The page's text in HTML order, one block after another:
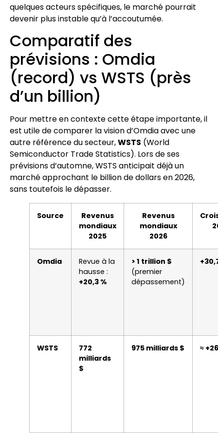
quelques acteurs spécifiques, le marché pourrait
devenir plus instable qu’à l’accoutumée.
Comparatif des
prévisions : Omdia
(record) vs WSTS (près
d’un billion)
Pour mettre en contexte cette étape importante, il
est utile de comparer la vision d’Omdia avec une
autre référence du secteur,WSTS (World
Semiconductor Trade Statistics). Lors de ses
prévisions d’automne, WSTS anticipait déjà un
marché approchant le billion de dollars en 2026,
sans toutefois le dépasser.
Source
Revenus
mondiaux
2025
Revenus
mondiaux
2026
Omdia
Revue à la
hausse :
+20,3 %
> 1 trillion $
(premier
dépassement)
WSTS
772
milliards
$
975 milliards $ ≈